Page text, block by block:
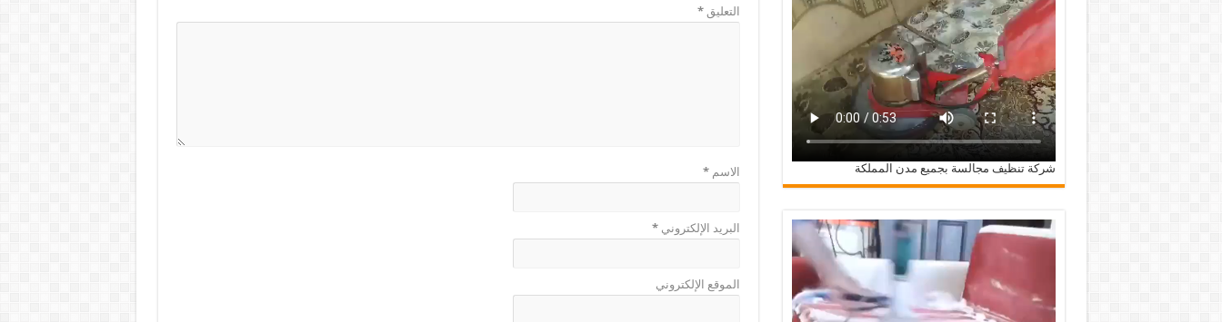
التعليق*
الاسم*
البريد الإلكتروني*
الموقع الإلكتروني
شركة تنظيف مجالسة بجميع مدن المملكة